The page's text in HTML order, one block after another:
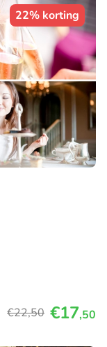
22% korting
€22,50 €17,50